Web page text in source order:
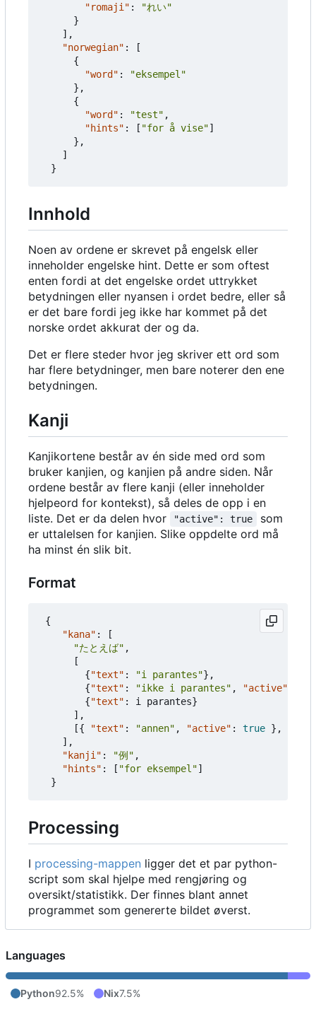
"romaji" :
"れい"
}
],
"norwegian" :
[
{
"word" :
"eksempel"
},
{
"word" : "test" ,
"hints" : [ "for å vise"]
},
]
}
Innhold
Noen av ordene er skrevet på engelsk eller
inneholder engelske hint. Dette er som oftest
enten fordi at det engelske ordet uttrykket
betydningen eller nyansen i ordet bedre, eller så
er det bare fordi jeg ikke har kommet på det
norske ordet akkurat der og da.
Det er flere steder hvor jeg skriver ett ord som
har flere betydninger, men bare noterer den ene
betydningen.
Kanji
Kanjikortene består av én side med ord som
bruker kanjien, og kanjien på andre siden. Når
ordene består av flere kanji (eller inneholder
hjelpeord for kontekst), så deles de opp i en
liste. Det er da delen hvor
"active": true
som
er uttalelsen for kanjien. Slike oppdelte ord må
ha minst én slik bit.
Format
{
"kana" :
[
"たとえば" ,
[
{"text" : "i parantes"},
{"text" : "ikke i parantes" , "active"
{"text" : i parantes}
],
[{
"text" : "annen" , "active" : true },
],
"kanji" : "例" ,
"hints" : [ "for eksempel"]
}
Processing
I processing-mappen ligger det et par python-
script som skal hjelpe med rengjøring og
oversikt/statistikk. Der finnes blant annet
programmet som genererte bildet øverst.
Languages
Python92.5% Nix7.5%